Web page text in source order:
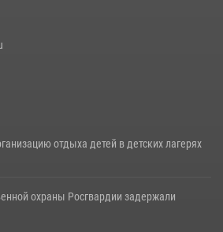
отдыха детей в детских лагерях
охраны Росгвардии задержали